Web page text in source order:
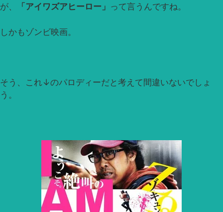
が、
「アイワズアヒーロー」 って言うんですね。
しかもゾンビ映画。
そう、これ↓のパロディーだと考えて間違いないでしょ
う。